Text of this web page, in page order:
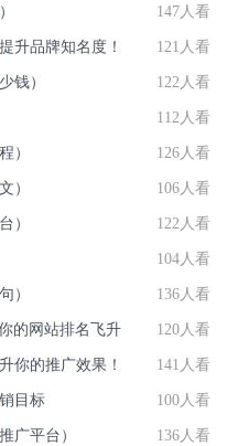
147人看
升品牌知名度！ 121人看
钱） 122人看
112人看
） 126人看
） 106人看
） 122人看
104人看
） 136人看
的网站排名飞升 120人看
你的推广效果！ 141人看
目标 100人看
广平台） 136人看